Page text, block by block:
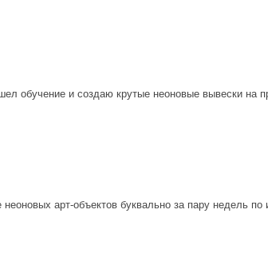
обучение и создаю крутые неоновые вывески
арт-объектов буквально за пару недель